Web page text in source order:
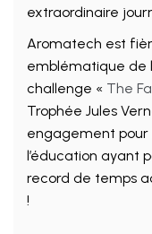
extraordinaire
Aromatech est
emblématique de
challenge « The
Trophée Jules
engagement pour
l’éducation ayant
record de temps
!